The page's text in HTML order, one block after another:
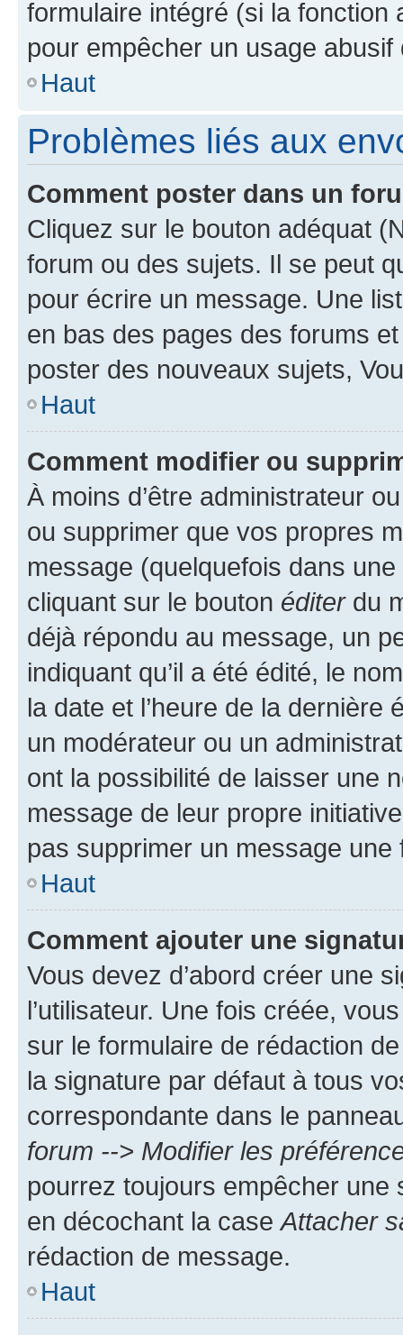
formulaire intégré (si la fonction
pour empêcher un usage
Haut
Problèmes liés aux
Comment poster dans un
Cliquez sur le bouton adéquat
forum ou des sujets. Il se peut
pour écrire un message. Une
en bas des pages des forums
poster des nouveaux sujets,
Haut
Comment modifier ou
À moins d’être administrateur
ou supprimer que vos propres
message (quelquefois dans
cliquant sur le bouton éditerdu
déjà répondu au message, un
indiquant qu’il a été édité, le
la date et l’heure de la dernière
un modérateur ou un
ont la possibilité de laisser une
message de leur propre
pas supprimer un message une
Haut
Comment ajouter une
Vous devez d’abord créer une
l’utilisateur. Une fois créée,
sur le formulaire de rédaction
la signature par défaut à tous
correspondante dans le
forum --> Modifier les
pourrez toujours empêcher une
en décochant la case Attacher
rédaction de message.
Haut